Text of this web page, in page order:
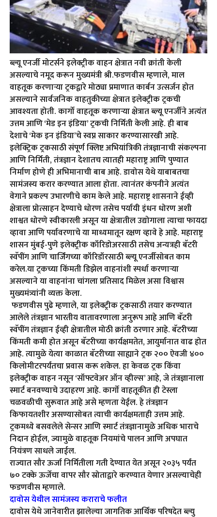
ब्ल्यू एनर्जी मोटर्सने इलेक्ट्रीक वाहन क्षेत्रात नवी क्रांती केली
असल्याचे नमूद करून मुख्यमंत्री श्री.फडणवीस म्हणाले, माल
वाहतूक करणाऱ्या ट्रकद्वारे मोठ्या प्रमाणात कार्बन उत्सर्जन होत
असल्याने सार्वजनिक वाहतुकीच्या क्षेत्रात इलेक्ट्रीक ट्रकची
आवश्यता होती. कार्गो वाहतूक करणाऱ्या क्षेत्रात ब्ल्यू एनर्जीने अत्यंत
उत्तम आणि ‘मेड इन इंडिया’ ट्रकची निर्मिती केली आहे. ही बाब
देशाचे ‘मेक इन इंडिया’चे स्वप्न साकार करण्यासारखी आहे.
इलेक्ट्रिक ट्रकसाठी संपूर्ण क्लिष्ट अभियांत्रिकी तंत्रज्ञानाची संकल्पना
आणि निर्मिती, तंत्रज्ञान देशातच त्यातही महाराष्ट्र आणि पुण्यात
निर्माण होणे ही अभिमानाची बाब आहे. डावोस येथे याबाबतचा
सामंजस्य करार करण्यात आला होता. त्यानंतर कंपनीने अत्यंत
वेगाने प्रकल्प उभारणीचे काम केले आहे. महाराष्ट्र शासनाने ईव्ही
क्षेत्राला प्रोत्साहन देण्याचे धोरण तसेच पर्यायी इंधन धोरण अशी
शाश्वत धोरणे स्वीकारली असून या क्षेत्रातील उद्योगाला त्याचा फायदा
व्हावा आणि पर्यावरणाचे या माध्यमातून रक्षण व्हावे हे आहे. महाराष्ट्र
शासन मुंबई-पुणे इलेक्ट्रीक कॉरिडोअरसाठी तसेच अन्यत्रही बॅटरी
स्वॅपींग आणि चार्जिंगच्या कॉरिडॉरसाठी ब्ल्यू एनर्जीसोबत काम
करेल.या ट्रकच्या किंमती डिझेल वाहनांशी स्पर्धा करणाऱ्या
असल्याने या वाहनांना चांगला प्रतिसाद मिळेल असा विश्वास
मुख्यमंत्र्यांनी व्यक्त केला.
फडणवीस पुढे म्हणाले, या इलेक्ट्रीक ट्रकसाठी तयार करण्यात
आलेले तंत्रज्ञान भारतीय वातावरणाला अनुरूप आहे आणि बॅटरी
स्वॅपींग तंत्रज्ञान ईव्ही क्षेत्रातील मोठी क्रांती ठरणार आहे. बॅटरीच्या
किंमती कमी होत असून बॅटरीच्या कार्यक्षमतेत, आयुर्मानात वाढ होत
आहे. त्यामुळे येत्या काळात बॅटरीच्या साह्याने ट्रक २०० ऐवजी ४००
किलोमीटरपर्यंतचा प्रवास करू शकेल. हा केवळ ट्रक किंवा
इलेक्ट्रीक वाहन नसून ‘सॉफ्टवेअर ऑन व्हील्स’ आहे, जे तंत्रज्ञानाला
स्मार्ट बनवण्याचे उदाहरण आहे. कार्गो वाहतूकीत ही टेस्ला
चळवळीची सुरूवात आहे असे म्हणता येईल. हे तंत्रज्ञान
किफायतशीर असण्यासोबत त्याची कार्यक्षमताही उत्तम आहे.
ट्रकमध्ये बसवलेले सेन्सर आणि स्मार्ट तंत्रज्ञानामुळे अधिक भाराचे
निदान होईल, ज्यामुळे वाहतूक नियमांचे पालन आणि अपघात
नियंत्रण साधले जाईल.
राज्यात सौर ऊर्जा निर्मितीला गती देण्यात येत असून २०३५ पर्यंत
७० टक्के ऊर्जेचा वापर सौर स्रोताद्वारे करण्यात येणार असल्याचेही
फडणवीस म्हणाले.
दावोस येथील सामंजस्य कराराचे फलीत
दावोस येथे जानेवारीत झालेल्या जागतिक आर्थिक परिषदेत ब्ल्यु